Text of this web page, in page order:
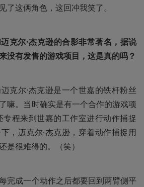
了这俩角色，这回冲我笑了。
克尔·杰克逊的合影非常著名，据说
没有发售的游戏项目，这是真的吗？
克尔·杰克逊是一个世嘉的铁杆粉丝
嘛。当时确实是有一个合作的游戏项
专程来到世嘉的工作室进行动作捕捉
，迈克尔·杰克逊，穿着动作捕捉用
是很难得的。（笑）
完成一个动作之后都要回到两臂侧平